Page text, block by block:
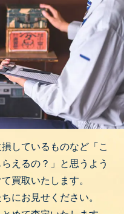
しているものなど「こ
えるの？」と思うよう
買取いたします。
にお見せください。